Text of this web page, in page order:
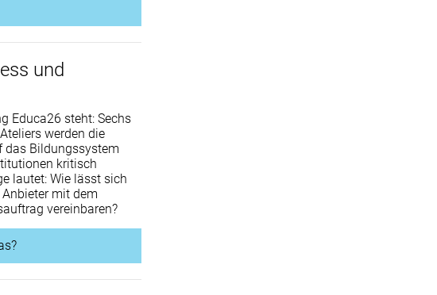
und
Educa26 steht: Sechs
werden die
das Bildungssystem
kritisch
lautet: Wie lässt sich
mit dem
vereinbaren?